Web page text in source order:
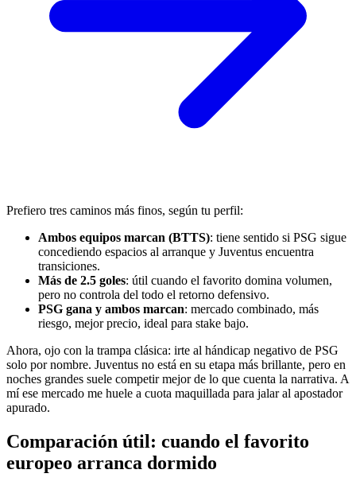
Prefiero tres caminos más finos, según tu perfil:
Ambos equipos marcan (BTTS): tiene sentido si PSG sigue
concediendo espacios al arranque y Juventus encuentra
transiciones.
Más de 2.5 goles: útil cuando el favorito domina volumen,
pero no controla del todo el retorno defensivo.
PSG gana y ambos marcan: mercado combinado, más
riesgo, mejor precio, ideal para stake bajo.
Ahora, ojo con la trampa clásica: irte al hándicap negativo de PSG
solo por nombre. Juventus no está en su etapa más brillante, pero en
noches grandes suele competir mejor de lo que cuenta la narrativa. A
mí ese mercado me huele a cuota maquillada para jalar al apostador
apurado.
Comparación útil: cuando el favorito
europeo arranca dormido